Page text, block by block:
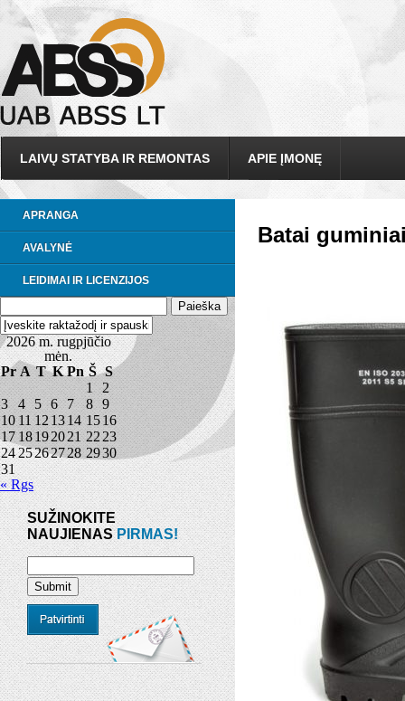
LAIVŲ STATYBA IR REMONTAS APIE ĮMONĘ
APRANGA
AVALYNĖ
LEIDIMAI IR LICENZIJOS
2026 m. rugpjūčio
mėn.
Pr A T K Pn Š S
1
2
3
4 5 6 7 8 9
1011 121314 1516
1718192021 2223
2425262728 2930
31
« Rgs
SUŽINOKITE
NAUJIENASPIRMAS!
Batai